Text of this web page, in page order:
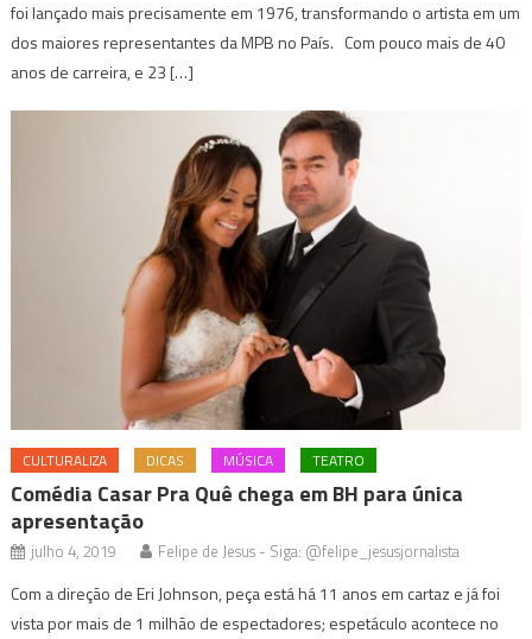
foi lançado mais precisamente em 1976, transformando o artista em um
dos maiores representantes da MPB no País. Com pouco mais de 40
anos de carreira, e 23 […]
CULTURALIZA DICAS MÚSICA TEATRO
Comédia Casar Pra Quê chega em BH para única
apresentação
julho 4, 2019 Felipe de Jesus - Siga: @felipe_jesusjornalista
Com a direção de Eri Johnson, peça está há 11 anos em cartaz e já foi
vista por mais de 1 milhão de espectadores; espetáculo acontece no